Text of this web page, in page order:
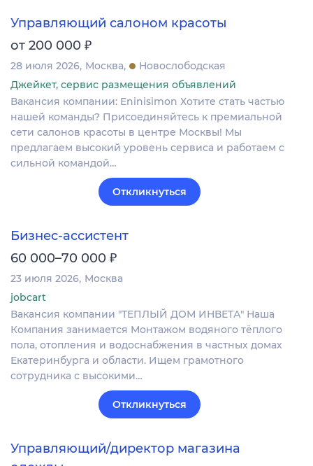
Управляющий салоном красоты
от 200 000 ₽
28 июля 2026 Москва
Новослободская
Джейкет, сервис размещения объявлений
Вакансия компании: Eninisimon Хотите стать частью
нашей команды? Присоединяйтесь к премиальной
сети салонов красоты в центре Москвы! Мы
предлагаем высокий уровень сервиса и работаем с
сильной командой…
Откликнуться
Бизнес-ассистент
60 000–70 000 ₽
23 июля 2026 Москва
jobcart
Вакансия компании "ТЕПЛЫЙ ДОМ ИНВЕТА" Наша
Компания занимается Монтажом водяного тёплого
пола, отопления и водоснабжения в частных домах
Екатеринбурга и области. Ищем грамотного
сотрудника с высокими…
Откликнуться
Управляющий/директор магазина